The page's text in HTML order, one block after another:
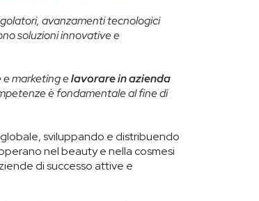
avanzamenti tecnologici
soluzioni innovative e
marketing elavorare in azienda
è fondamentale al fine di
sviluppando e distribuendo
nel beauty e nella cosmesi
di successo attive e